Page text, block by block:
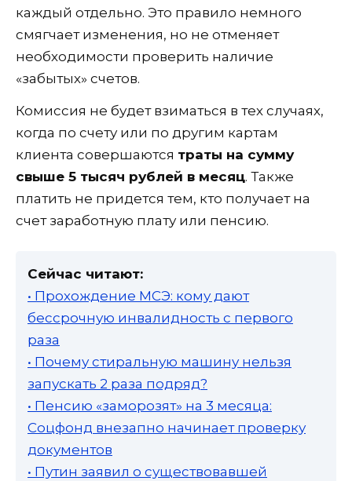
каждый отдельно. Это правило немного
смягчает изменения, но не отменяет
необходимости проверить наличие
«забытых» счетов.
Комиссия не будет взиматься в тех случаях,
когда по счету или по другим картам
клиента совершаются траты на сумму
свыше 5 тысяч рублей в месяц. Также
платить не придется тем, кто получает на
счет заработную плату или пенсию.
Сейчас читают:
• Прохождение МСЭ: кому дают
бессрочную инвалидность с первого
раза
• Почему стиральную машину нельзя
запускать 2 раза подряд?
• Пенсию «заморозят» на 3 месяца:
Соцфонд внезапно начинает проверку
документов
• Путин заявил о существовавшей